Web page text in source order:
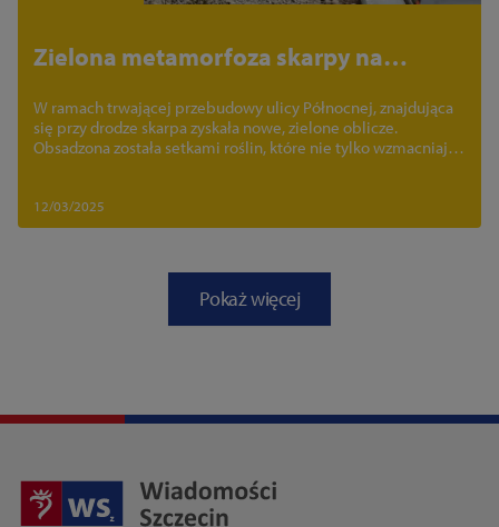
Zielona metamorfoza skarpy na
W ramach trwającej przebudowy ulicy Północnej, znajdująca
się przy drodze skarpa zyskała nowe, zielone oblicze.
Obsadzona została setkami roślin, które nie tylko wzmacniają
12/03/2025
Pokaż więcej